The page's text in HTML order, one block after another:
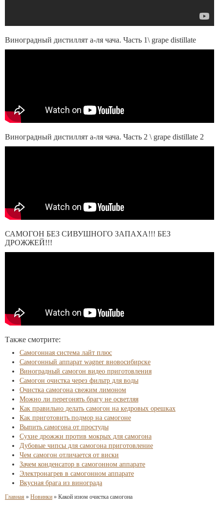
Виноградный дистиллят а-ля чача. Часть 1\ grape distillate
Виноградный дистиллят а-ля чача. Часть 2 \ grape distillate 2
САМОГОН БЕЗ СИВУШНОГО ЗАПАХА!!! БЕЗ
ДРОЖЖЕЙ!!!
Также смотрите:
Самогонная система лайт плюс
Самогонный аппарат wagner вновосибирске
Виноградный самогон видео приготовления
Самогон очистка через фильтр для воды
Очистка самогона свежим лимоном
Можно ли перегонять брагу не осветляя
Как правильно делать самогон на кедровых орешках
Как приготовить подмор на самогоне
Выпить самогона от простуды
Сухие дрожжи против мокрых для самогона
Дубовые чипсы для самогона приготовление
Чем самогон отличается от виски
Зачем конденсатор в самогонном аппарате
Электронагрев в самогонном аппарате
Вкусная брага из винограда
Главная » Новинки » Какой изюм очистка самогона